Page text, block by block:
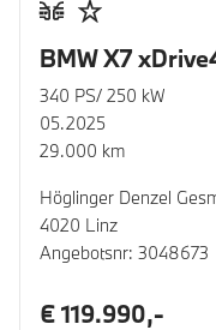
BMW X7
340 PS/ 250 kW
05.2025
29.000 km
Höglinger Denzel
4020 Linz
Angebotsnr: 3048673
€ 119.990,-